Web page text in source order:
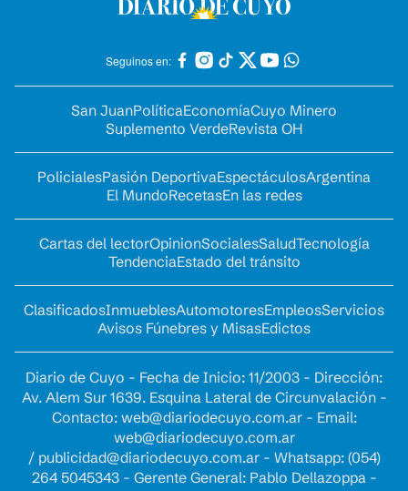
Seguinos en:
San JuanPolíticaEconomíaCuyo Minero
Suplemento VerdeRevista OH
PolicialesPasión DeportivaEspectáculosArgentina
El MundoRecetasEn las redes
Cartas del lectorOpinionSocialesSaludTecnología
TendenciaEstado del tránsito
ClasificadosInmueblesAutomotoresEmpleosServicios
Avisos Fúnebres y MisasEdictos
Diario de Cuyo - Fecha de Inicio: 11/2003 - Dirección:
Av. Alem Sur 1639. Esquina Lateral de Circunvalación -
Contacto: web@diariodecuyo.com.ar- Email:
web@diariodecuyo.com.ar
/ publicidad@diariodecuyo.com.ar- Whatsapp: (054)
264 5045343 - Gerente General: Pablo Dellazoppa -